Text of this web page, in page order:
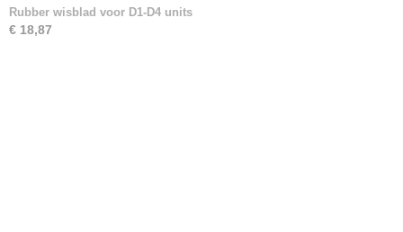
Rubber wisblad voor D1-D4 units
€ 18,87